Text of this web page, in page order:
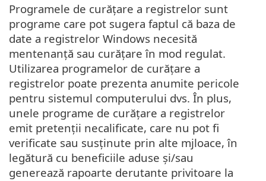
Programele de curățare a registrelor sunt
programe care pot sugera faptul că baza de
date a registrelor Windows necesită
mentenanță sau curățare în mod regulat.
Utilizarea programelor de curățare a
registrelor poate prezenta anumite pericole
pentru sistemul computerului dvs. În plus,
unele programe de curățare a registrelor
emit pretenții necalificate, care nu pot fi
verificate sau susținute prin alte mjloace, în
legătură cu beneficiile aduse și/sau
generează rapoarte derutante privitoare la